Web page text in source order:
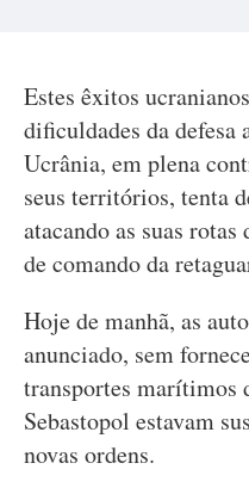
Estes êxitos
dificuldades da defesa
Ucrânia, em plena
seus territórios, tenta
atacando as suas
de comando da
Hoje de manhã, as
anunciado, sem
transportes marítimos
Sebastopol estavam
novas ordens.